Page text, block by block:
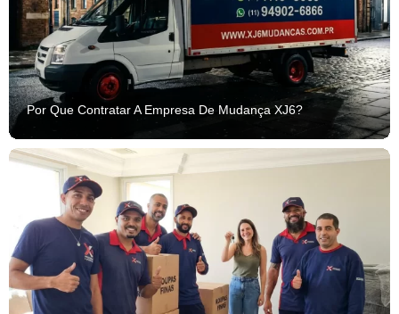
Por Que Contratar A Empresa De Mudança XJ6?